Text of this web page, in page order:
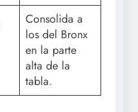
Consolida a
los del Bronx
en la parte
alta de la
tabla.